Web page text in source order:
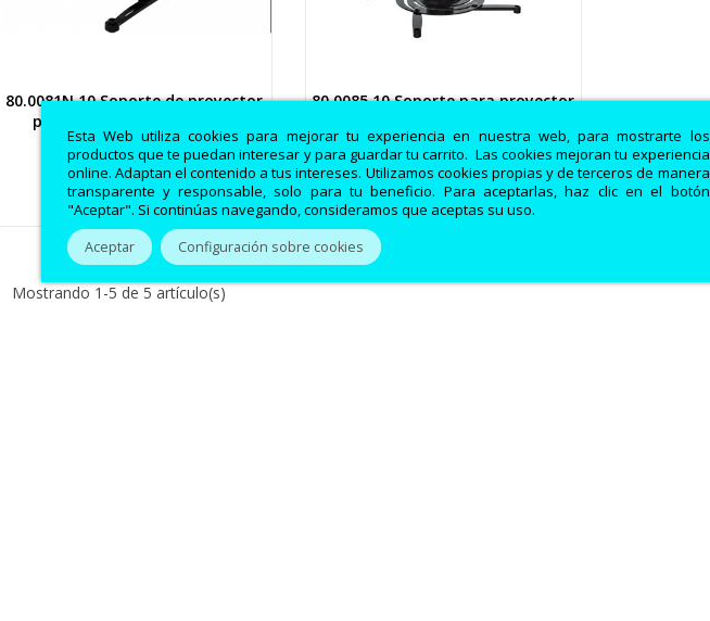
Esta Web utiliza cookies para mejorar tu experiencia en nuestra web, para mostrarte los
productos que te puedan interesar y para guardar tu carrito. Las cookies mejoran tu experiencia
online. Adaptan el contenido a tus intereses. Utilizamos cookies propias y de terceros de manera
transparente y responsable, solo para tu beneficio. Para aceptarlas, haz clic en el botón
"Aceptar". Si continúas navegando, consideramos que aceptas su uso.
Aceptar Configuración sobre cookies
Vista rápida
80.0081N.10 Soporte de proyector
para pared 800 MM ideal...
66,55 € 64,55 €
Vista rápida
80.0085.10 Soporte para proyector
26,32 €
Mostrando 1-5 de 5 artículo(s)